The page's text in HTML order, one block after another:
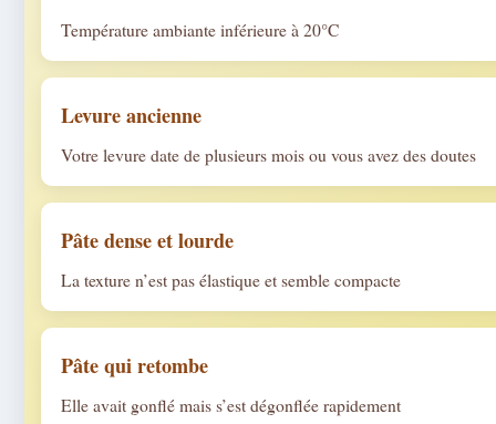
Température ambiante inférieure à 20°C
Levure ancienne
Votre levure date de plusieurs mois ou vous avez des doutes
Pâte dense et lourde
La texture n’est pas élastique et semble compacte
Pâte qui retombe
Elle avait gonflé mais s’est dégonflée rapidement